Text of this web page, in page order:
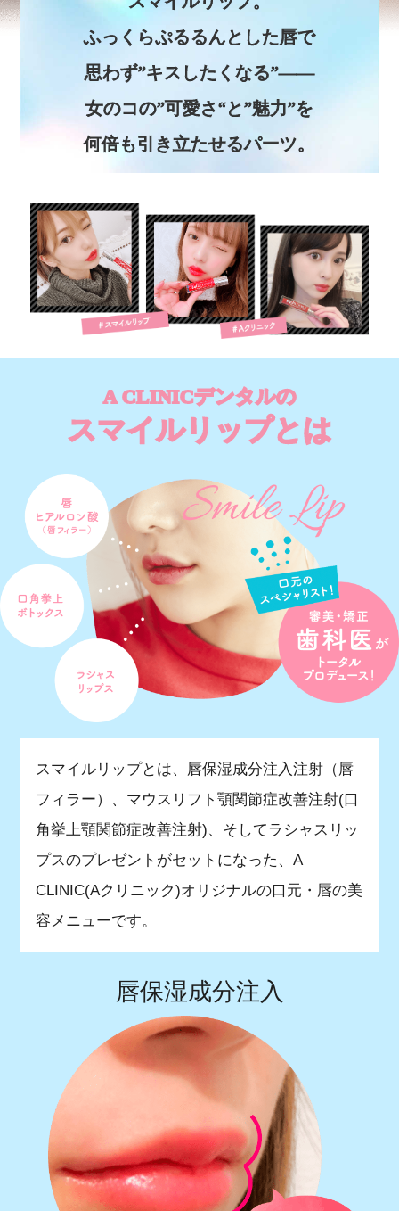
ふっくらぷるるんとした唇で
思わず”キスしたくなる”――
女のコの”可愛さ“と”魅力”を
何倍も引き立たせるパーツ。
A CLINICデンタルの
スマイルリップとは
スマイルリップとは、唇保湿成分注入注射（唇
フィラー）、マウスリフト顎関節症改善注射(口
角挙上顎関節症改善注射)、そしてラシャスリッ
プスのプレゼントがセットになった、A
CLINIC(Aクリニック)オリジナルの口元・唇の美
容メニューです。
唇保湿成分注入